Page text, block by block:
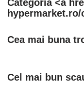
Categoria <a
Cea mai buna
Cel mai bun